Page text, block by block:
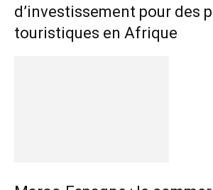
d’investissement pour des
touristiques en Afrique